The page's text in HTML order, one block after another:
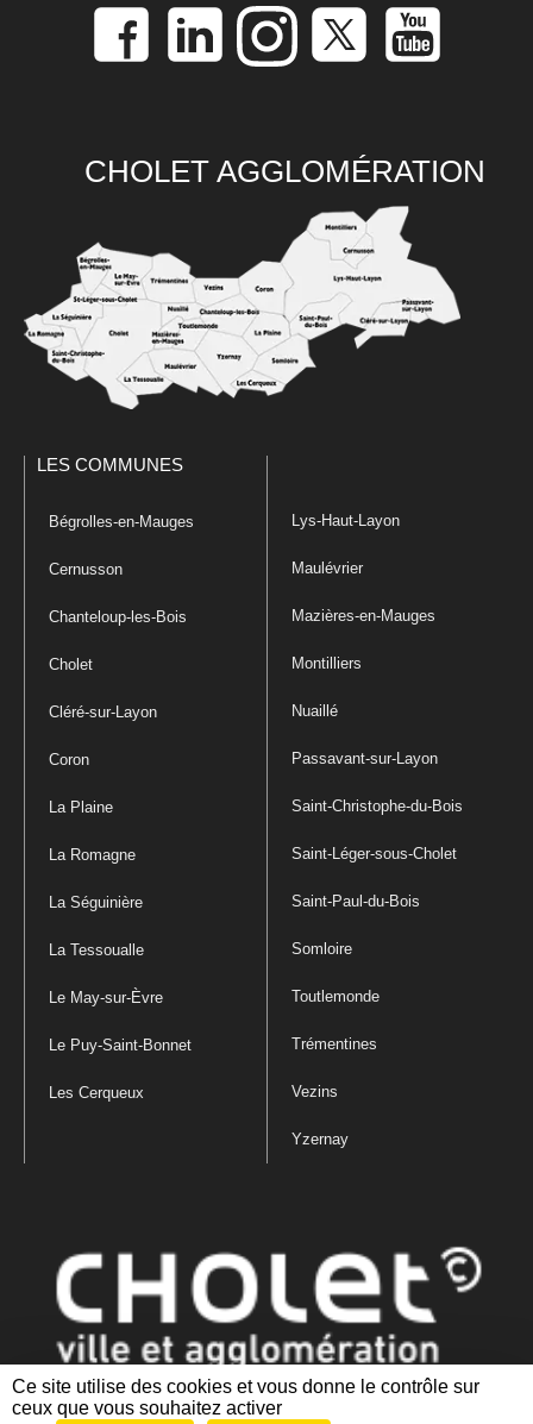
Ce site utilise des cookies et vous donne le contrôle sur
ceux que vous souhaitez activer
CHOLET AGGLOMÉRATION
LES COMMUNES
Bégrolles-en-Mauges
Cernusson
Chanteloup-les-Bois
Cholet
Cléré-sur-Layon
Coron
La Plaine
La Romagne
La Séguinière
La Tessoualle
Le May-sur-Èvre
Le Puy-Saint-Bonnet
Les Cerqueux
Lys-Haut-Layon
Maulévrier
Mazières-en-Mauges
Montilliers
Nuaillé
Passavant-sur-Layon
Saint-Christophe-du-Bois
Saint-Léger-sous-Cholet
Saint-Paul-du-Bois
Somloire
Toutlemonde
Trémentines
Vezins
Yzernay
Mentions légales|Politique de confidentialité